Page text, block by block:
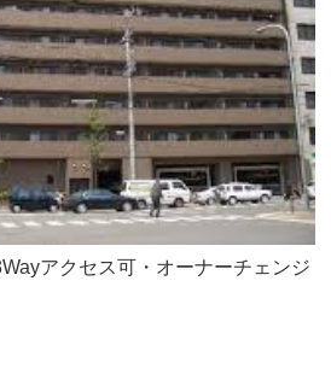
アクセス可・オーナーチェンジ